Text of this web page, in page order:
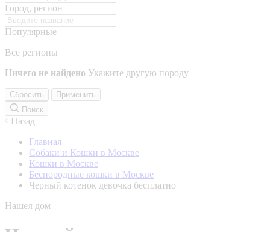
Город, регион
Популярные
Все регионы
Ничего не найдено Укажите другую породу
Сбросить
Применить
Поиск
Назад
Главная
Собаки и Кошки в Москве
Кошки в Москве
Беспородные кошки в Москве
Черный котенок девочка бесплатно
Нашел дом